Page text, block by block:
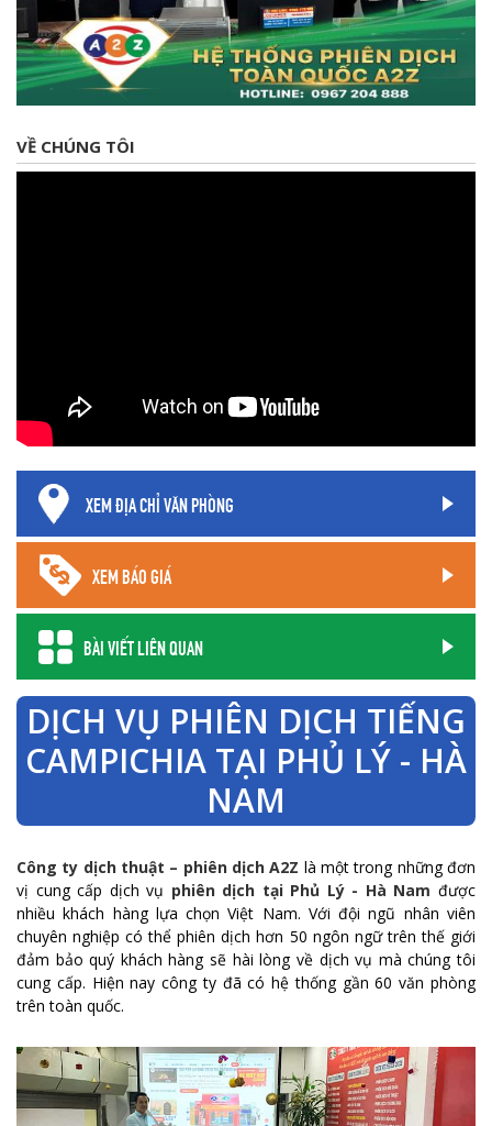
VỀ CHÚNG TÔI
XEM ĐỊA CHỈ VĂN PHÒNG
XEM BÁO GIÁ
BÀI VIẾT LIÊN QUAN
DỊCH VỤ PHIÊN DỊCH TIẾNG
CAMPICHIA TẠI PHỦ LÝ - HÀ
NAM
Công ty dịch thuật – phiên dịch A2Z là một trong những đơn
vị cung cấp dịch vụ phiên dịch tại Phủ Lý - Hà Nam được
nhiều khách hàng lựa chọn Việt Nam. Với đội ngũ nhân viên
chuyên nghiệp có thể phiên dịch hơn 50 ngôn ngữ trên thế giới
đảm bảo quý khách hàng sẽ hài lòng về dịch vụ mà chúng tôi
cung cấp. Hiện nay công ty đã có hệ thống gần 60 văn phòng
trên toàn quốc.